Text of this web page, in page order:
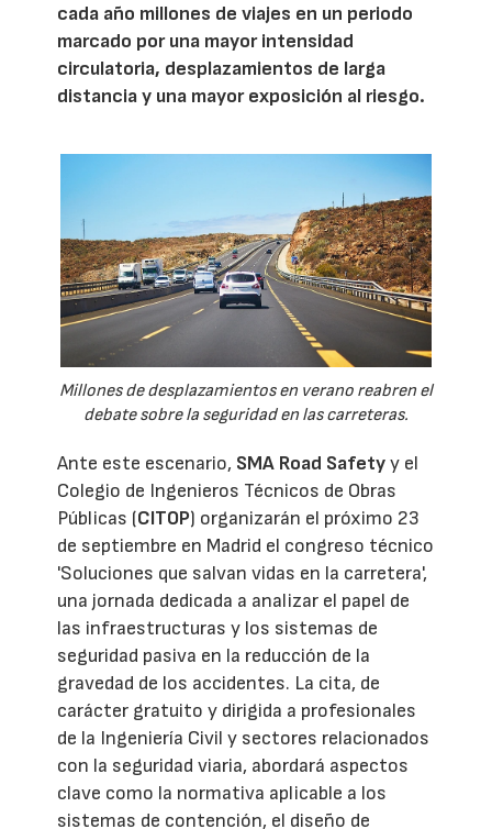
cada año millones de viajes en un periodo
marcado por una mayor intensidad
circulatoria, desplazamientos de larga
distancia y una mayor exposición al riesgo.
Millones de desplazamientos en verano reabren el
debate sobre la seguridad en las carreteras.
Ante este escenario, SMA Road Safetyy el
Colegio de Ingenieros Técnicos de Obras
Públicas (CITOP) organizarán el próximo 23
de septiembre en Madrid el congreso técnico
'Soluciones que salvan vidas en la carretera',
una jornada dedicada a analizar el papel de
las infraestructuras y los sistemas de
seguridad pasiva en la reducción de la
gravedad de los accidentes. La cita, de
carácter gratuito y dirigida a profesionales
de la Ingeniería Civil y sectores relacionados
con la seguridad viaria, abordará aspectos
clave como la normativa aplicable a los
sistemas de contención, el diseño de